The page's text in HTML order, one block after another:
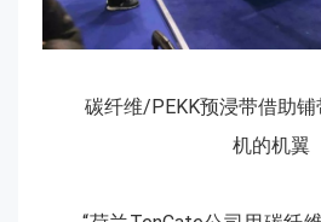
碳纤维/PEKK预浸带借助铺
机的机翼